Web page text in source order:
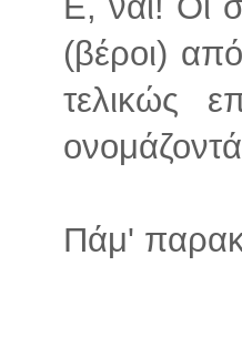
(βέροι)
τελικώς
Πάμ'